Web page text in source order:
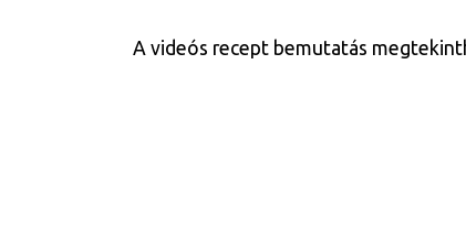
A videós recept bemutatás